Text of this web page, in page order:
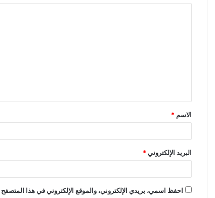
ق
*
الاسم *
البريد الإلكتروني*
احفظ اسمي، بريدي الإلكتروني، والموقع الإلكتروني في هذا